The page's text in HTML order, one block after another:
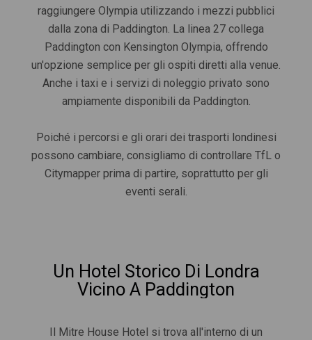
raggiungere Olympia utilizzando i mezzi pubblici
dalla zona di Paddington. La linea 27 collega
Paddington con Kensington Olympia, offrendo
un'opzione semplice per gli ospiti diretti alla venue.
Anche i taxi e i servizi di noleggio privato sono
ampiamente disponibili da Paddington.
Poiché i percorsi e gli orari dei trasporti londinesi
possono cambiare, consigliamo di controllare TfL o
Citymapper prima di partire, soprattutto per gli
eventi serali.
Un Hotel Storico Di Londra
Vicino A Paddington
Il Mitre House Hotel si trova all'interno di un